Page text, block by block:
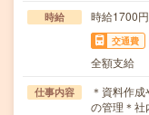
時給 時給1700円
交通費
全額支給
仕事内容
＊資料作
の管理＊